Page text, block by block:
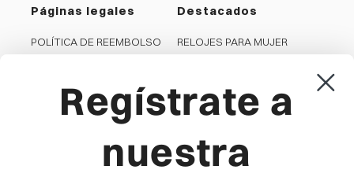
Páginas legales
POLÍTICA DE REEMBOLSO
CONDICIONES GENERALES
CANAL DENUNCIA
Destacados
RELOJES PARA MUJER
JOYAS PARA HOMBRE
RELOJES PARA NIÑO
Regístrate a
nuestra